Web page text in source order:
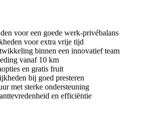
voor een goede werk-privébalans
voor extra vrije tijd
binnen een innovatief team
vanaf 10 km
en gratis fruit
bij goed presteren
met sterke ondersteuning
en efficiëntie